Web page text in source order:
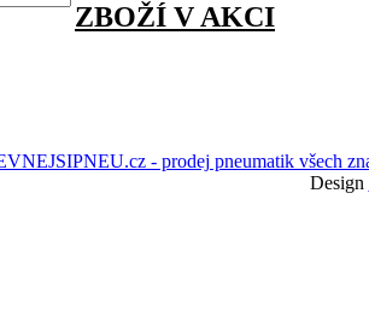
ZBOŽÍ V AKCI
- prodej pneumatik všech
Design